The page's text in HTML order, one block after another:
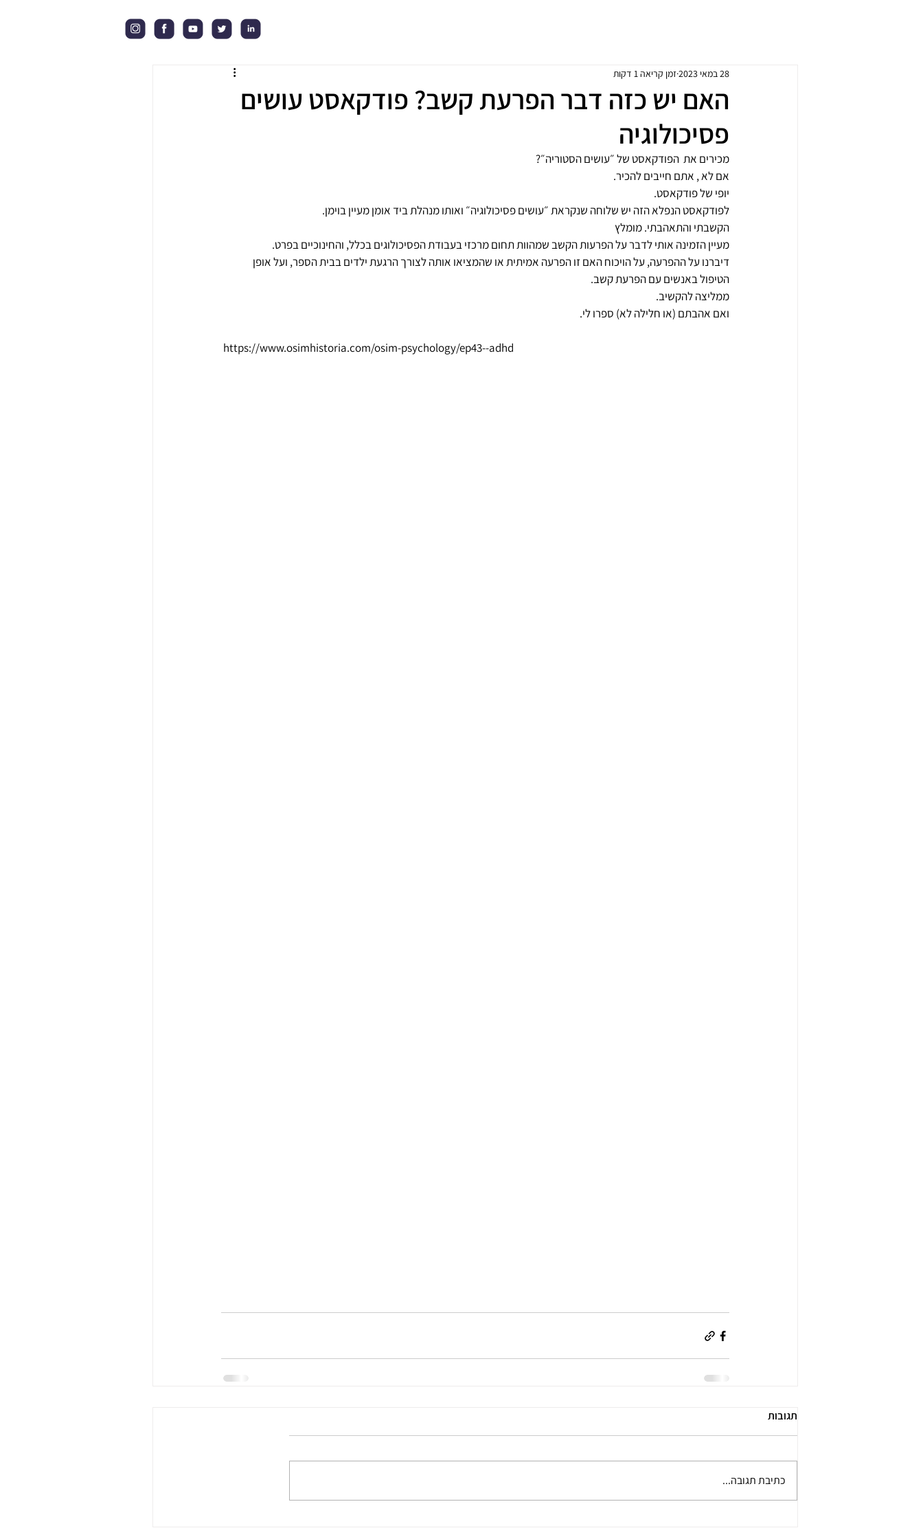
האם יש כזה דבר הפרעת קשב? פודקאסט עושים
פסיכולוגיה
28 במאי 2023 זמן קריאה 1 דקות
מכירים את  הפודקאסט של ״עושים הסטוריה״?
אם לא , אתם חייבים להכיר.
יופי של פודקאסט.
לפודקאסט הנפלא הזה יש שלוחה שנקראת ״עושים פסיכולוגיה״ ואותו מנהלת ביד אומן מעיין בוימן.
הקשבתי והתאהבתי. מומלץ
מעיין הזמינה אותי לדבר על הפרעות הקשב שמהוות תחום מרכזי בעבודת הפסיכולוגים בכלל, והחינוכיים בפרט.
דיברנו על ההפרעה, על הויכוח האם זו הפרעה אמיתית או שהמציאו אותה לצורך הרגעת ילדים בבית הספר, ועל אופן
הטיפול באנשים עם הפרעת קשב.
ממליצה להקשיב.
ואם אהבתם (או חלילה לא) ספרו לי.
https://www.osimhistoria.com/osim-psychology/ep43--adhd
תגובות
כתיבת תגובה...